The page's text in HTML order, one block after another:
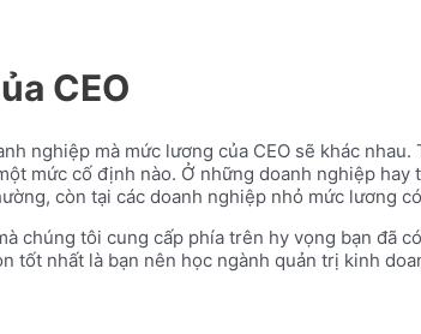
CEO
nghiệp mà mức lương của CEO sẽ khác
mức cố định nào. Ở những doanh nghiệp
còn tại các doanh nghiệp nhỏ mức lương
chúng tôi cung cấp phía trên hy vọng bạn đã
tốt nhất là bạn nên học ngành quản trị kinh